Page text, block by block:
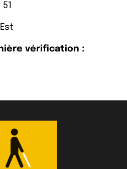
51
vérification :